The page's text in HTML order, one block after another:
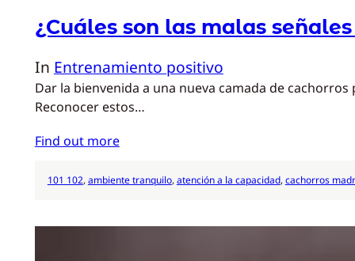
¿Cuáles son las malas
In Entrenamiento positivo
Dar la bienvenida a una nueva camada de
Reconocer estos…
Find out more
101 102, ambiente tranquilo, atención a la capacidad, cachorros